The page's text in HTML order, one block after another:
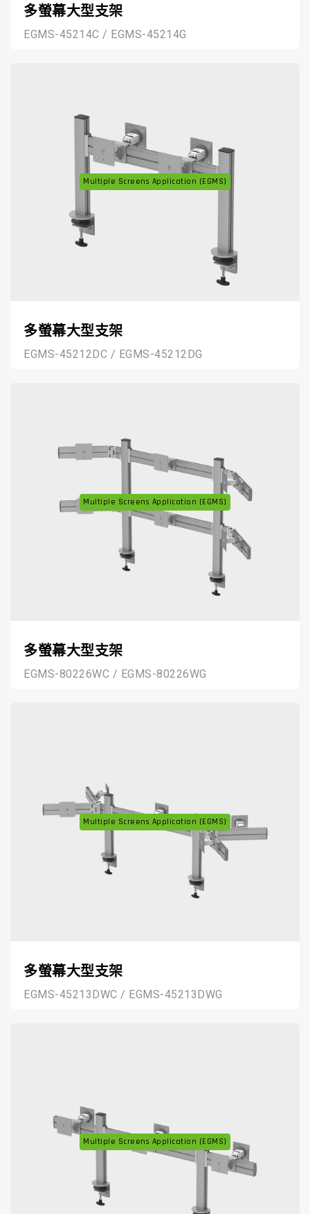
多螢幕大型支架
EGMS-45214C / EGMS-45214G
Multiple Screens Application (EGMS)
多螢幕大型支架
EGMS-45212DC / EGMS-45212DG
Multiple Screens Application (EGMS)
多螢幕大型支架
EGMS-80226WC / EGMS-80226WG
Multiple Screens Application (EGMS)
多螢幕大型支架
EGMS-45213DWC / EGMS-45213DWG
Multiple Screens Application (EGMS)